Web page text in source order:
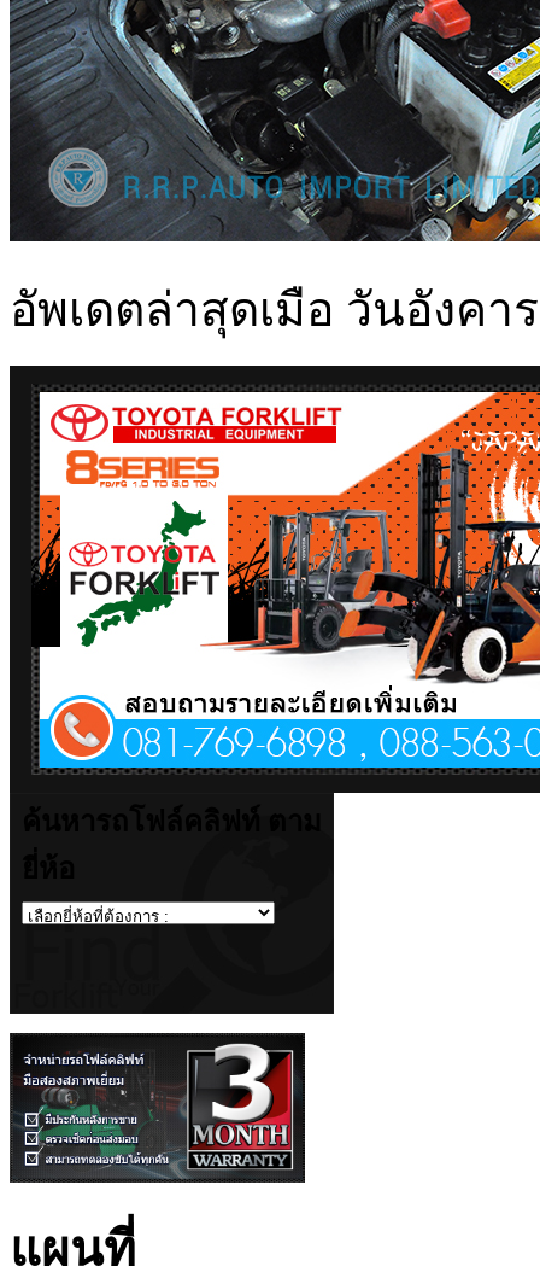
อัพเดตล่าสุดเมือ วันอังคา
แผนที่